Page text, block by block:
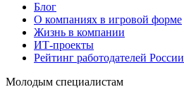
Блог
О компаниях в игровой форме
Жизнь в компании
ИТ-проекты
Рейтинг работодателей России
Молодым специалистам